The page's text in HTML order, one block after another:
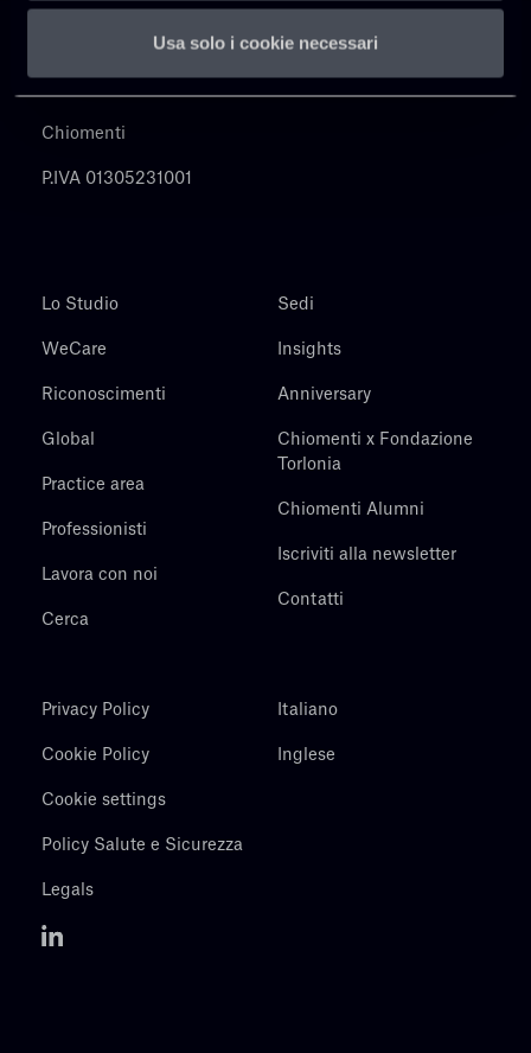
Usa solo i cookie necessari
Chiomenti
P.IVA 01305231001
Lo Studio
WeCare
Riconoscimenti
Global
Practice area
Professionisti
Lavora con noi
Cerca
Sedi
Insights
Anniversary
Chiomenti x Fondazione
Torlonia
Chiomenti Alumni
Iscriviti alla newsletter
Contatti
Privacy Policy
Cookie Policy
Cookie settings
Policy Salute e Sicurezza
Legals
Italiano
Inglese